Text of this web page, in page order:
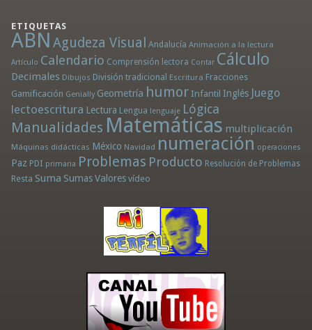
ETIQUETAS
ABN Agudeza Visual Andalucía Animación a la lectura
Artículo Calendario Comprensión lectora Contar Cálculo
Decimales Dibujos División tradicional Escritura Fracciones
Gamificación Genially Geometría humor Infantil Inglés Juego
lectoescritura Lectura Lengua lenguaje Lógica
Manualidades Matemáticas multiplicación
Máquinas didácticas México Navidad numeración operaciones
Paz PDI primaria Problemas Producto Resolución de Problemas
Resta Suma Sumas Valores vídeo